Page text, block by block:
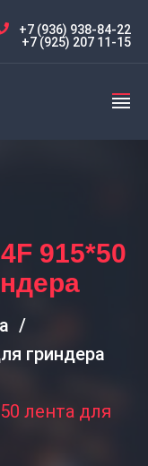
+7 (936) 938-84-22
+7 (925) 207 11-15
915*50
гриндера
лента для